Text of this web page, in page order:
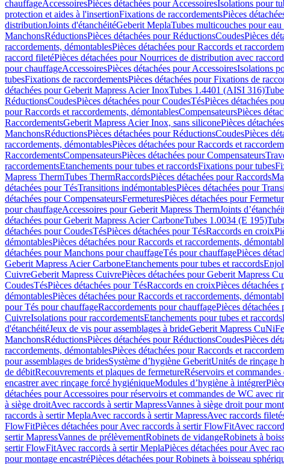
chauffageAccessoiresPièces détachées pour AccessoiresIsolations pour
protection et aides à l'insertionFixations de raccordementsPièces
distributionJoints d'étanchéitéGeberit MeplaTubes multicouches pour eau
ManchonsRéductionsPièces détachées pour RéductionsCoudesPièces
raccordements, démontablesPièces détachées pour Raccords et
raccord filetéPièces détachées pour Nourrices de distribution avec
pour chauffageAccessoiresPièces détachées pour AccessoiresIsolations
tubesFixations de raccordementsPièces détachées pour Fixations de
détachées pour Geberit Mapress Acier InoxTubes 1.4401 (AISI 316)
RéductionsCoudesPièces détachées pour CoudesTésPièces détachées
pour Raccords et raccordements, démontablesCompensateursPièces
RaccordementsGeberit Mapress Acier Inox, sans siliconePièces
ManchonsRéductionsPièces détachées pour RéductionsCoudesPièces
raccordements, démontablesPièces détachées pour Raccords et
RaccordementsCompensateursPièces détachées pour Compensateurs
raccordementsEtanchements pour tubes et raccordsFixations pour tubes
Mapress ThermTubes ThermRaccordsPièces détachées pour Raccords
détachées pour TésTransitions indémontablesPièces détachées pour
détachées pour CompensateursFermeturesPièces détachées pour
pour chauffageAccessoires pour Geberit Mapress ThermJoints
détachées pour Geberit Mapress Acier CarboneTubes 1.0034 (E 195)
détachées pour CoudesTésPièces détachées pour TésRaccords en croix
démontablesPièces détachées pour Raccords et raccordements,
détachées pour Manchons pour chauffageTés pour chauffagePièces
Geberit Mapress Acier CarboneEtanchements pour tubes et raccords
CuivreGeberit Mapress CuivrePièces détachées pour Geberit Mapress
CoudesTésPièces détachées pour TésRaccords en croixPièces
démontablesPièces détachées pour Raccords et raccordements,
pour Tés pour chauffageRaccordements pour chauffagePièces
CuivreIsolations pour raccordementsEtanchements pour tubes et raccords
d'étanchéitéJeux de vis pour assemblages à brideGeberit Mapress CuNiFe
ManchonsRéductionsPièces détachées pour RéductionsCoudesPièces
raccordements, démontablesPièces détachées pour Raccords et
pour assemblages de bridesSystème d’hygiène GeberitUnités de rinçage
de débitRecouvrements et plaques de fermetureRéservoirs et
encastrer avec rinçage forcé hygiéniqueModules d’hygiène à intégrer
détachées pour Accessoires pour réservoirs et commandes de WC avec
à siège droitAvec raccords à sertir MapressVannes à siège droit pour
raccords à sertir MeplaAvec raccords à sertir MapressAvec raccords
FlowFitPièces détachées pour Avec raccords à sertir FlowFitAvec
sertir MapressVannes de prélèvementRobinets de vidangeRobinets à
sertir FlowFitAvec raccords à sertir MeplaPièces détachées pour Avec
pour montage encastréPièces détachées pour Robinets à boisseau